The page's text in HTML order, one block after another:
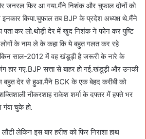
जनरल फिर आ गया.मैंने निशंक और चुफाल दोनों को
इनकार किया.चुफाल तब BJP के प्रदेश अध्यक्ष थे.मैंने
कर लो.थोड़ी देर में खुद निशंक ने फोन कर पुष्टि
के नाम ले के कहा कि ये बहुत गलत कर रहे
साल-2012 में वह खंडूड़ी है जरूरी के नारे के
हार गए.BJP सत्ता से बाहर हो गई.खंडूड़ी और उनकी
बहुत देर से हुआ.मैंने BCK के एक बेहद करीबी को
नौकरशाह राकेश शर्मा के दफ्तर में हफ्ते भर
गंवा चुके हो.
लेकिन इस बार हरीश को फिर निराशा हाथ